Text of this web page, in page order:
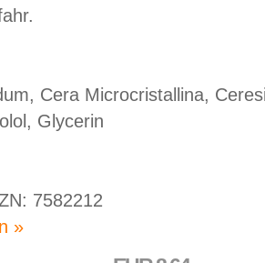
Cera Microcristallina,
Glycerin
7582212
»